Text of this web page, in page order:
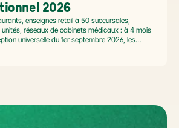
2026
enseignes retail à 50 succursales,
réseaux de cabinets médicaux : à 4 mois
universelle du 1er septembre 2026, les
ont un défi spécifique. Ce guide